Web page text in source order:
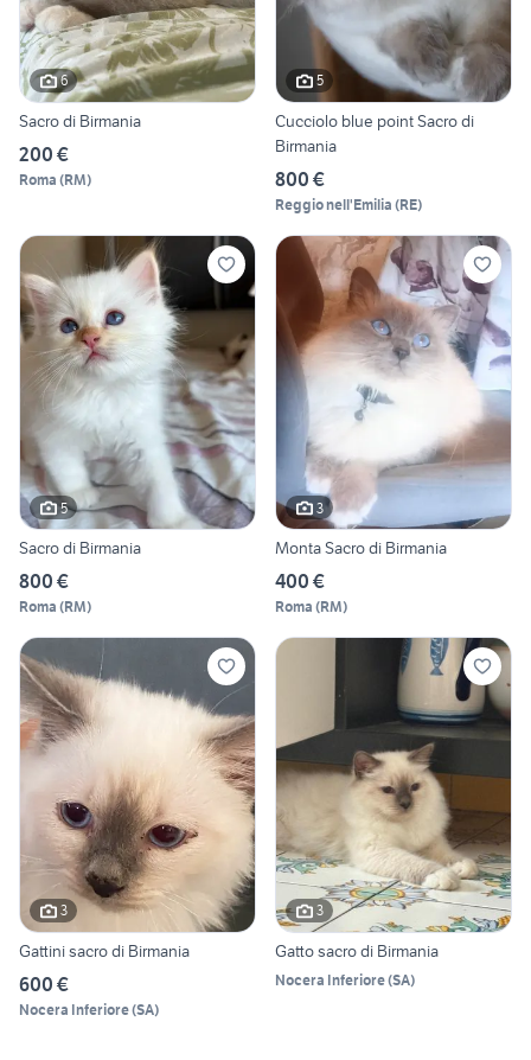
6
Sacro di Birmania
200 €
Roma (RM)
5
Cucciolo blue point Sacro di
Birmania
800 €
Reggio nell'Emilia (RE)
5
Sacro di Birmania
800 €
Roma (RM)
3
Monta Sacro di Birmania
400 €
Roma (RM)
3
Gattini sacro di Birmania
600 €
Nocera Inferiore(SA)
3
Gatto sacro di Birmania
Nocera Inferiore(SA)